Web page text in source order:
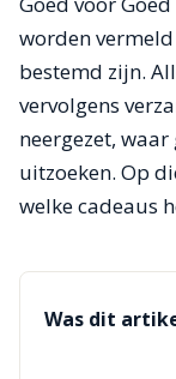
worden
bestemd zijn.
vervolgens
neergezet,
uitzoeken. Op
welke cadeaus
Was dit